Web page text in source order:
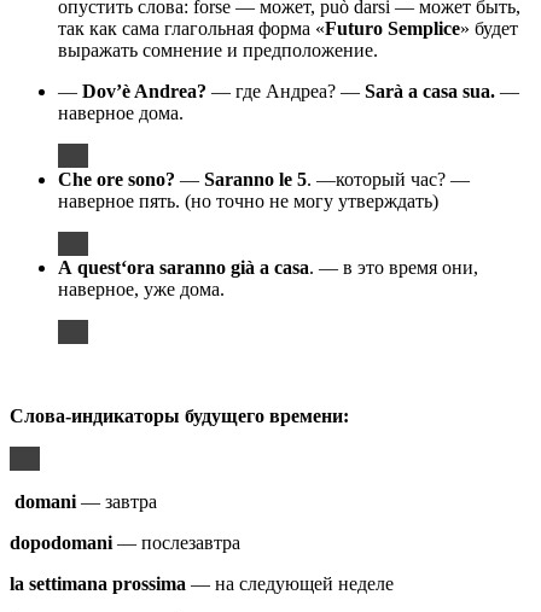
опустить слова: forse — может, può darsi — может быть,
так как сама глагольная форма «Futuro Semplice» будет
выражать сомнение и предположение.
— Dov’è Andrea? — где Андреа? — Sarà a casa sua. —
наверное дома.
Che ore sono? — Saranno le 5. —который час? —
наверное пять. (но точно не могу утверждать)
A quest‘ora saranno già a casa. — в это время они,
наверное, уже дома.
Слова-индикаторы будущего времени:
domani — завтра
dopodomani — послезавтра
la settimana prossima — на следующей неделе